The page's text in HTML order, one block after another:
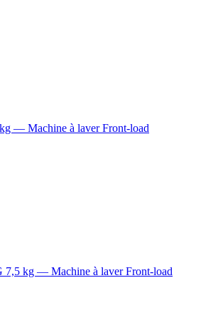
— Machine à laver Front-load
7,5 kg — Machine à laver Front-load